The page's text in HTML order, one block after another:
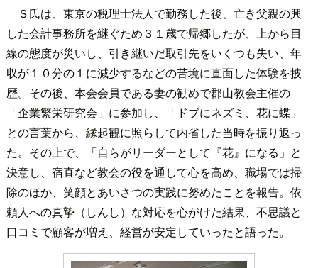
Ｓ氏は、東京の税理士法人で勤務した後、亡き父親の興
した会計事務所を継ぐため３１歳で帰郷したが、上から目
線の態度が災いし、引き継いだ取引先をいくつも失い、年
収が１０分の１に減少するなどの苦境に直面した体験を披
歴。その後、本会会員である妻の勧めで郡山教会主催の
「企業繁栄研究会」に参加し、「ドブにネズミ、花に蝶」
との言葉から、縁起観に照らして内省した当時を振り返っ
た。その上で、「自らがリーダーとして『花』になる」と
決意し、宿直など教会の役を通して心を高め、職場では掃
除のほか、笑顔とあいさつの実践に努めたことを報告。依
頼人への真摯（しんし）な対応を心がけた結果、不思議と
口コミで顧客が増え、経営が安定していったと語った。